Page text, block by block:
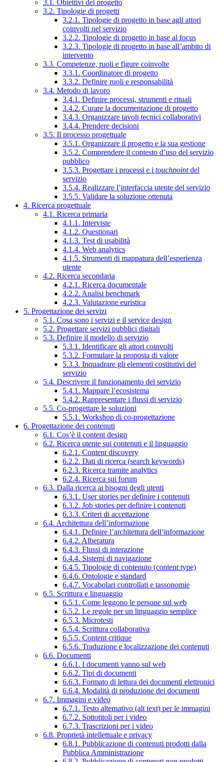
3.1. Obiettivi del progetto
3.2. Tipologie di progetti
3.2.1. Tipologie di progetto in base agli attori
coinvolti nel servizio
3.2.2. Tipologie di progetto in base al focus
3.2.3. Tipologie di progetto in base all’ambito di
intervento
3.3. Competenze, ruoli e figure coinvolte
3.3.1. Coordinatore di progetto
3.3.2. Definire ruoli e responsabilità
3.4. Metodo di lavoro
3.4.1. Definire processi, strumenti e rituali
3.4.2. Curare la documentazione di progetto
3.4.3. Organizzare tavoli tecnici collaborativi
3.4.4. Prendere decisioni
3.5. Il processo progettuale
3.5.1. Organizzare il progetto e la sua gestione
3.5.2. Comprendere il contesto d’uso del servizio
pubblico
3.5.3. Progettare i processi e i touchpointdel
servizio
3.5.4. Realizzare l’interfaccia utente del servizio
3.5.5. Validare la soluzione ottenuta
4. Ricerca progettuale
4.1. Ricerca primaria
4.1.1. Interviste
4.1.2. Questionari
4.1.3. Test di usabilità
4.1.4. Web analytics
4.1.5. Strumenti di mappatura dell’esperienza
utente
4.2. Ricerca secondaria
4.2.1. Ricerca documentale
4.2.2. Analisi benchmark
4.2.3. Valutazione euristica
5. Progettazione dei servizi
5.1. Cosa sono i servizi e il service design
5.2. Progettare servizi pubblici digitali
5.3. Definire il modello di servizio
5.3.1. Identificare gli attori coinvolti
5.3.2. Formulare la proposta di valore
5.3.3. Inquadrare gli elementi costitutivi del
servizio
5.4. Descrivere il funzionamento del servizio
5.4.1. Mappare l’ecosistema
5.4.2. Rappresentare i flussi di servizio
5.5. Co-progettare le soluzioni
5.5.1. Workshop di co-progettazione
6. Progettazione dei contenuti
6.1. Cos’è il content design
6.2. Ricerca utente sui contenuti e il linguaggio
6.2.1. Content discovery
6.2.2. Dati di ricerca (search keywords)
6.2.3. Ricerca tramite analytics
6.2.4. Ricerca sui forum
6.3. Dalla ricerca ai bisogni degli utenti
6.3.1. User stories per definire i contenuti
6.3.2. Job stories per definire i contenuti
6.3.3. Criteri di accettazione
6.4. Architettura dell’informazione
6.4.1. Definire l’architettura dell’informazione
6.4.2. Alberatura
6.4.3. Flussi di interazione
6.4.4. Sistemi di navigazione
6.4.5. Tipologie di contenuto (content type)
6.4.6. Ontologie e standard
6.4.7. Vocabolari controllati e tassonomie
6.5. Scrittura e linguaggio
6.5.1. Come leggono le persone sul web
6.5.2. Le regole per un linguaggio semplice
6.5.3. Microtesti
6.5.4. Scrittura collaborativa
6.5.5. Content critique
6.5.6. Traduzione e localizzazione dei contenuti
6.6. Documenti
6.6.1. I documenti vanno sul web
6.6.2. Tipi di documenti
6.6.3. Formato di lettura dei documenti elettronici
6.6.4. Modalità di produzione dei documenti
6.7. Immagini e video
6.7.1. Testo alternativo (alt text) per le immagini
6.7.2. Sottotitoli per i video
6.7.3. Trascrizioni per i video
6.8. Proprietà intellettuale e privacy
6.8.1. Pubblicazione di contenuti prodotti dalla
Pubblica Amministrazione